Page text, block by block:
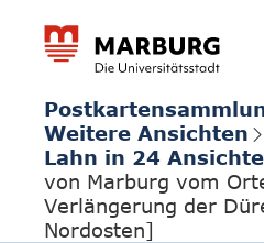
Weitere Ansichten
Lahn in 24
von Marburg vom
Verlängerung der
Nordosten]